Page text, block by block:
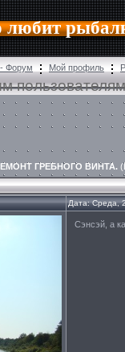
любит
Форум Мой профиль
ГРЕБНОГО ВИНТА.
Дата: Среда,
Сэнсэй, а